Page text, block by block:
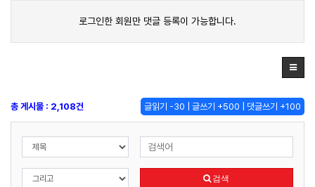
로그인한 회원만 댓글 등록이 가능합니다.
글읽기 -30 | 글쓰기 +500 | 댓글쓰기 +100
총 게시물 : 2,108건
검색